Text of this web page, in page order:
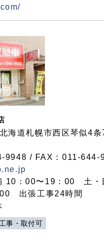
道札幌市西区琴似4条
9948 / FAX：011-644-
10：00〜19：00 土
出張工事24時間
工事・取付可